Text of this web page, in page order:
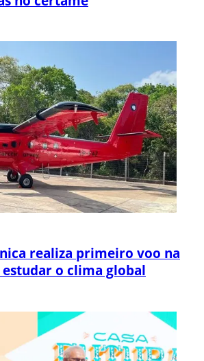
realiza primeiro voo na
o clima global